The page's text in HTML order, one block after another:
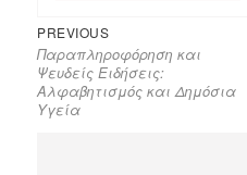
PREVIOUS
Παραπληροφόρηση και
Ψευδείς Ειδήσεις:
Αλφαβητισμός και Δημόσια
Υγεία